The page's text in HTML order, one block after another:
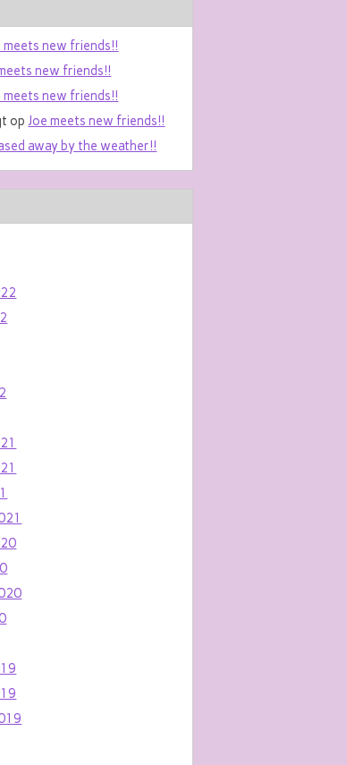
meets new friends!!
new friends!!
meets new friends!!
opJoe meets new friends!!
away by the weather!!